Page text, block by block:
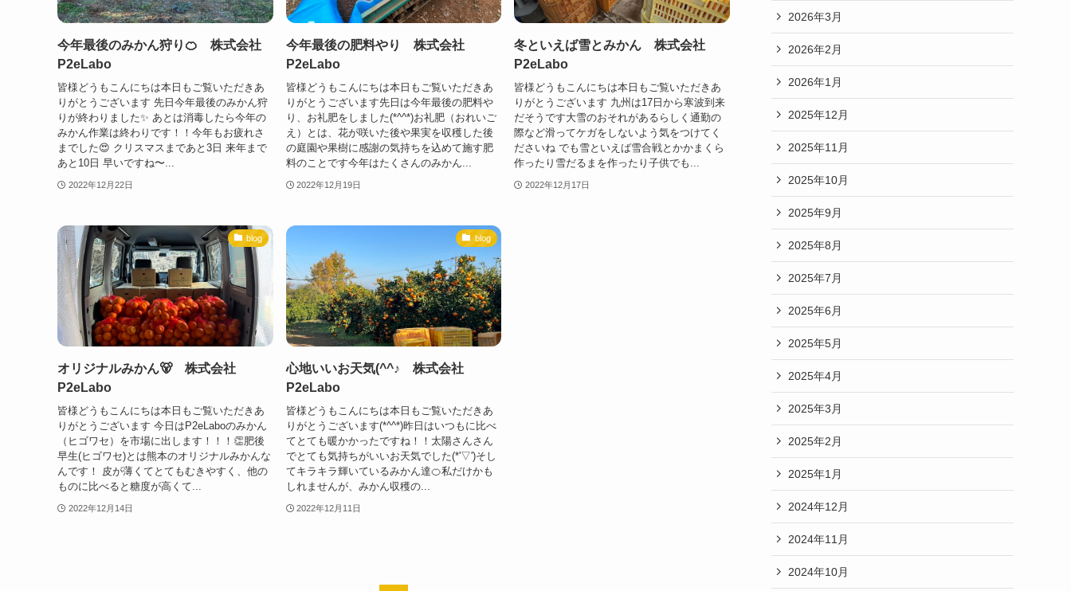
今年最後のみかん狩り🍊 株式会社
P2eLabo
皆様どうもこんにちは本日もご覧いただきあ
りがとうございます 先日今年最後のみかん狩
りが終わりました✨ あとは消毒したら今年の
みかん作業は終わりです！！今年もお疲れさ
までした😍 クリスマスまであと3日 来年まで
あと10日 早いですね〜...
2022年12月22日
今年最後の肥料やり 株式会社
P2eLabo
皆様どうもこんにちは本日もご覧いただきあ
りがとうございます先日は今年最後の肥料や
り、お礼肥をしました(*^^*)お礼肥（おれいご
え）とは、花が咲いた後や果実を収穫した後
の庭園や果樹に感謝の気持ちを込めて施す肥
料のことです今年はたくさんのみかん...
2022年12月19日
冬といえば雪とみかん 株式会社
P2eLabo
皆様どうもこんにちは本日もご覧いただきあ
りがとうございます 九州は17日から寒波到来
だそうです大雪のおそれがあるらしく通勤の
際など滑ってケガをしないよう気をつけてく
ださいね でも雪といえば雪合戦とかかまくら
作ったり雪だるまを作ったり子供でも...
2022年12月17日
blog
オリジナルみかん🐻 株式会社
P2eLabo
皆様どうもこんにちは本日もご覧いただきあ
りがとうございます 今日はP2eLaboのみかん
（ヒゴワセ）を市場に出します！！！👏肥後
早生(ヒゴワセ)とは熊本のオリジナルみかんな
んです！ 皮が薄くてとてもむきやすく、他の
ものに比べると糖度が高くて...
2022年12月14日
blog
心地いいお天気(^^♪ 株式会社
P2eLabo
皆様どうもこんにちは本日もご覧いただきあ
りがとうございます(*^^*)昨日はいつもに比べ
てとても暖かかったですね！！太陽さんさん
でとても気持ちがいいお天気でした(*'▽')そし
てキラキラ輝いているみかん達🍊私だけかも
しれませんが、みかん収穫の...
2022年12月11日
2026年3月
2026年2月
2026年1月
2025年12月
2025年11月
2025年10月
2025年9月
2025年8月
2025年7月
2025年6月
2025年5月
2025年4月
2025年3月
2025年2月
2025年1月
2024年12月
2024年11月
2024年10月